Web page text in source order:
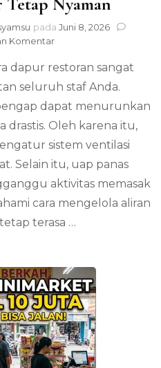
pada Juni 8, 2026
Komentarpada
Menjaga
Kualitas
Dapur
Restoran
Tetap
Nyaman
dapur restoran sangat
seluruh staf Anda.
dapat menurunkan
drastis. Oleh karena itu,
sistem ventilasi
Selain itu, uap panas
aktivitas memasak
cara mengelola aliran
terasa …